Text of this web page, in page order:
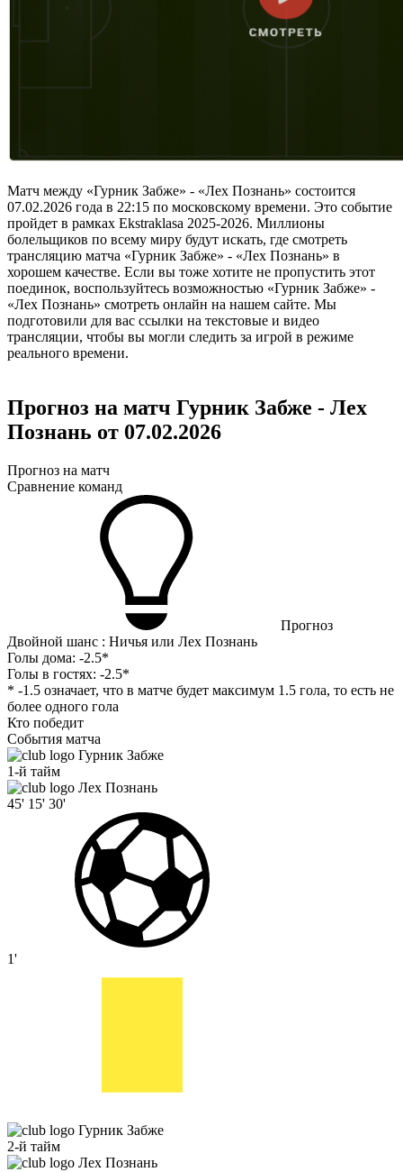
Матч между «Гурник Забже» - «Лех Познань» состоится
07.02.2026 года в 22:15 по московскому времени. Это событие
пройдет в рамках Ekstraklasa 2025-2026. Миллионы
болельщиков по всему миру будут искать, где смотреть
трансляцию матча «Гурник Забже» - «Лех Познань» в
хорошем качестве. Если вы тоже хотите не пропустить этот
поединок, воспользуйтесь возможностью «Гурник Забже» -
«Лех Познань» смотреть онлайн на нашем сайте. Мы
подготовили для вас ссылки на текстовые и видео
трансляции, чтобы вы могли следить за игрой в режиме
реального времени.
Прогноз на матч Гурник Забже - Лех
Познань от 07.02.2026
Прогноз на матч
Сравнение команд
Прогноз
Двойной шанс : Ничья или Лех Познань
Голы дома: -2.5*
Голы в гостях: -2.5*
* -1.5 означает, что в матче будет максимум 1.5 гола, то есть не
более одного гола
Кто победит
События матча
Гурник Забже
1-й тайм
Лех Познань
45' 15' 30'
1'
Гурник Забже
2-й тайм
Лех Познань